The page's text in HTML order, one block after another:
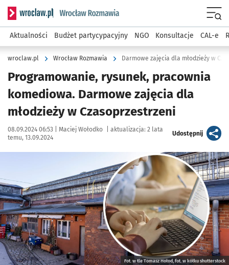
Serwis informacyjny wroclaw.pl podserwis: Rozmawia
Aktualności Budżet partycypacyjny NGO Konsultacje CAL-e
wroclaw.pl Wrocław Rozmawia Darmowe zajęcia dla młodzieży w
Programowanie, rysunek, pracownia
komediowa. Darmowe zajęcia dla
młodzieży w Czasoprzestrzeni
Data publikacji:
08.09.2024 06:53 | Autor:
Maciej Wołodko aktualizacja: 2 lata
temu, 13.09.2024
Udostępnijartykuł
Fot. w tle Tomasz Hołod, fot. w kółku shutterstock